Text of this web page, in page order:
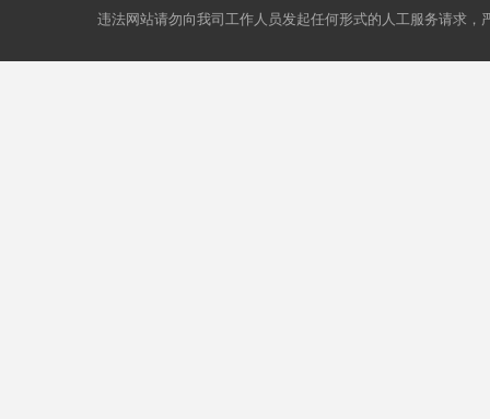
违法网站请勿向我司工作人员发起任何形式的人工服务请求，